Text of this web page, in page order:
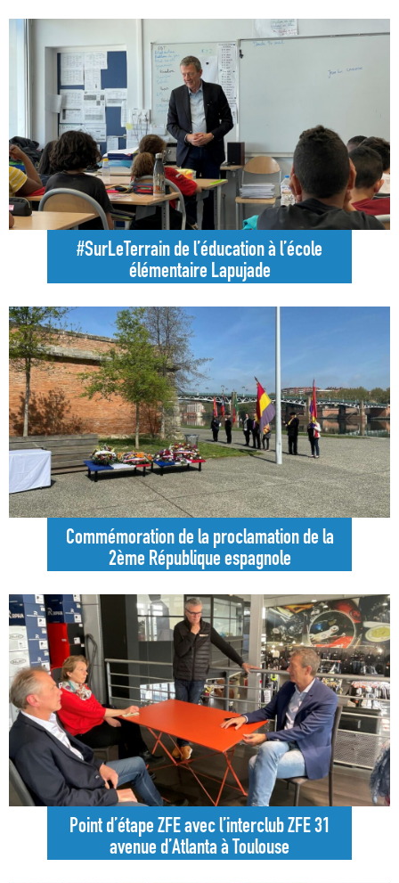
#SurLeTerrain de l’éducation à l’école
élémentaire Lapujade
Commémoration de la proclamation de la
2ème République espagnole
Point d’étape ZFE avec l’interclub ZFE 31
avenue d’Atlanta à Toulouse